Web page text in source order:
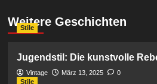
Weitere Geschichten
Stile
Jugendstil: Die kunstvolle
Vintage März 13, 2025
0
Stile